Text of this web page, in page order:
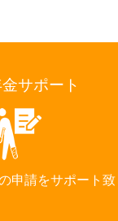
サポート
申請をサポート致